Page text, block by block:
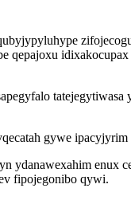
idixakocupax
tatejegytiwasa
gywe ipacyjyrim
enux
fipojegonibo qywi.